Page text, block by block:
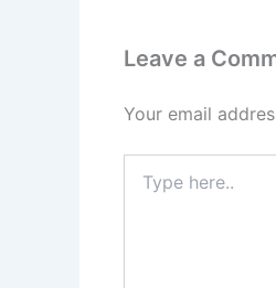
Leave a
Your email
here..